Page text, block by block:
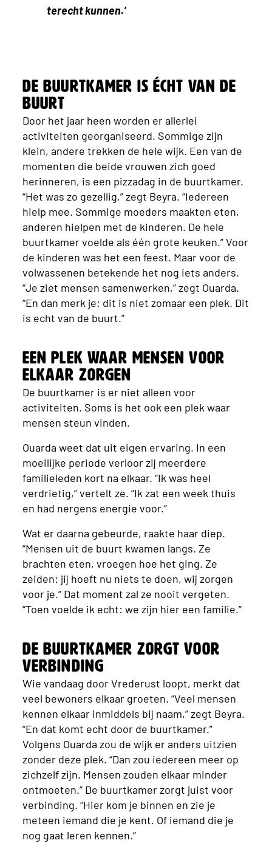
terecht kunnen.’
De buurtkamer is écht van de
buurt
Door het jaar heen worden er allerlei
activiteiten georganiseerd. Sommige zijn
klein, andere trekken de hele wijk. Een van de
momenten die beide vrouwen zich goed
herinneren, is een pizzadag in de buurtkamer.
“Het was zo gezellig,” zegt Beyra. “Iedereen
hielp mee. Sommige moeders maakten eten,
anderen hielpen met de kinderen. De hele
buurtkamer voelde als één grote keuken.” Voor
de kinderen was het een feest. Maar voor de
volwassenen betekende het nog iets anders.
“Je ziet mensen samenwerken,” zegt Ouarda.
“En dan merk je: dit is niet zomaar een plek. Dit
is echt van de buurt.”
Een plek waar mensen voor
elkaar zorgen
De buurtkamer is er niet alleen voor
activiteiten. Soms is het ook een plek waar
mensen steun vinden.
Ouarda weet dat uit eigen ervaring. In een
moeilijke periode verloor zij meerdere
familieleden kort na elkaar. “Ik was heel
verdrietig,” vertelt ze. “Ik zat een week thuis
en had nergens energie voor.”
Wat er daarna gebeurde, raakte haar diep.
“Mensen uit de buurt kwamen langs. Ze
brachten eten, vroegen hoe het ging. Ze
zeiden: jij hoeft nu niets te doen, wij zorgen
voor je.” Dat moment zal ze nooit vergeten.
“Toen voelde ik echt: we zijn hier een familie.”
De buurtkamer zorgt voor
verbinding
Wie vandaag door Vrederust loopt, merkt dat
veel bewoners elkaar groeten. “Veel mensen
kennen elkaar inmiddels bij naam,” zegt Beyra.
“En dat komt echt door de buurtkamer.”
Volgens Ouarda zou de wijk er anders uitzien
zonder deze plek. “Dan zou iedereen meer op
zichzelf zijn. Mensen zouden elkaar minder
ontmoeten.” De buurtkamer zorgt juist voor
verbinding. “Hier kom je binnen en zie je
meteen iemand die je kent. Of iemand die je
nog gaat leren kennen.”